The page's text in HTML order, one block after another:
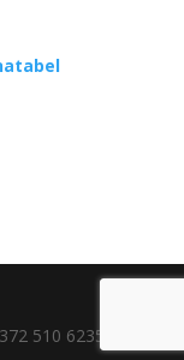
510 6235